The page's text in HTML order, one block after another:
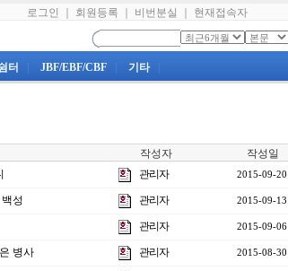
로그인 회원등록 비번분실 현재접속자
터 JBF/EBF/CBF 기타
작성자 작성일
관리자 2015-09-20
성 관리자 2015-09-13
관리자 2015-09-06
병사 관리자 2015-08-30